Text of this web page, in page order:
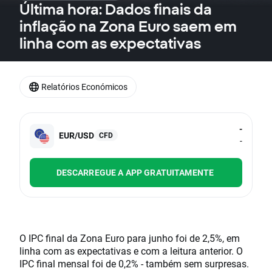
Última hora: Dados finais da
inflação na Zona Euro saem em
linha com as expectativas
EUR/USD CFD
-
-
DESCARREGUE A APP GRATUITAMENTE
O IPC final da Zona Euro para junho foi de 2,5%, em
linha com as expectativas e com a leitura anterior. O
IPC final mensal foi de 0,2% - também sem surpresas.
Relatórios Económicos